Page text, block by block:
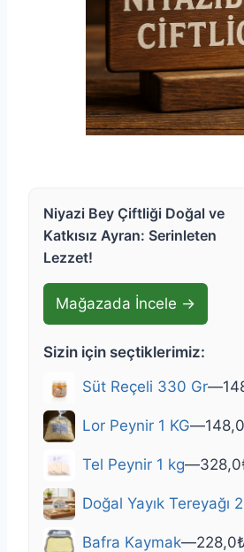
Niyazi Bey Çiftliği Doğal ve
Katkısız Ayran: Serinleten
Lezzet!
Mağazada İncele →
Sizin için seçtiklerimiz:
Süt Reçeli 330 Gr—
Lor Peynir 1 KG—148,0
Tel Peynir 1 kg—328,0
Doğal Yayık Tereyağı
Bafra Kaymak—228,0₺